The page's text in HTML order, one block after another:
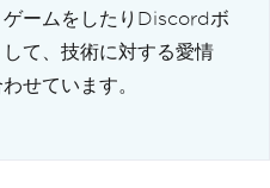
ゲームをしたりDiscordボ
て、技術に対する愛情
せています。